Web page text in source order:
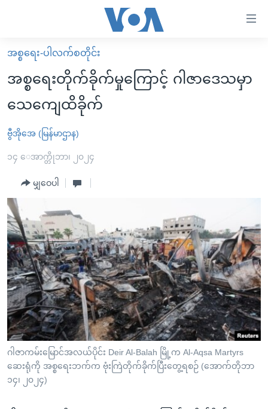
လွယ်ကူ
စေ
သည့်
များ
ပင်မ
ကျော်
ကြည့်
ရန်
ပင်မ
အ
ညွန်း
စာမျက်နှာ
သို့
ကျော်
ကြည့်
ရန်
ရှာဖွေ
မူလစာမျက်နှာ
မြန်မာ
ကမ္ဘာ့သတင်းများ
နိုင်ငံတကာ
အစ္စရေး-ပါလက်စတိုင်း
ဗွီဒီယို
အင်္ဂလိပ်စာလေ့လာမယ်
အမေရိကန်သုံးအီဒီယံ
မကြေးမုံရဲ့ အင်္ဂလိပ်စာ
ရုပ်ရှင်ထဲက အင်္ဂလိပ်စာ
သုတပဒေသာ အင်္ဂလိပ်စာ
အပတ်စဉ်ကဏ္ဍများ
ရေဒီယို
တီဗွီ
ရေဒီယိုနှင့်ရုပ်သံ အချက်အလက်များ
ရေဒီယို/တီဗွီအစီအစဉ်
Learning English
ဗွီအိုအေ လူမှုကွန်ယက်များ
ဘာသာစကားများ
အစ္စရေး-ပါလက်စတိုင်း
အစ္စရေးတိုက်ခိုက်မှုကြောင့် ဂါဇာဒေသမှာ
သေကျေထိခိုက်
ဗွီအိုအေ (မြန်မာဌာန)
၁၄ ေအာက္တိုဘာ၊ ၂၀၂၄
မျှဝေပါ
ဂါဇာကမ်းမြောင်အလယ်ပိုင်း Deir Al-Balah မြို့က Al-Aqsa Martyrs
ဆေးရုံကို အစ္စရေးဘက်က ဗုံးကြဲတိုက်ခိုက်ပြီးတွေ့ရစဉ် (အောက်တိုဘာ
၁၄၊ ၂၀၂၄)